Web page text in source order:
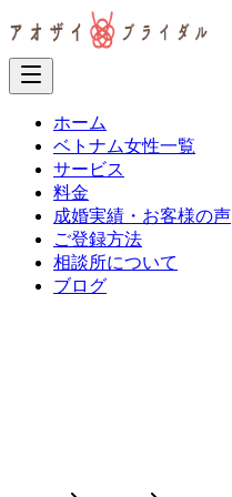
ホーム
ベトナム女性一覧
サービス
料金
成婚実績・お客様の声
ご登録方法
相談所について
ブログ